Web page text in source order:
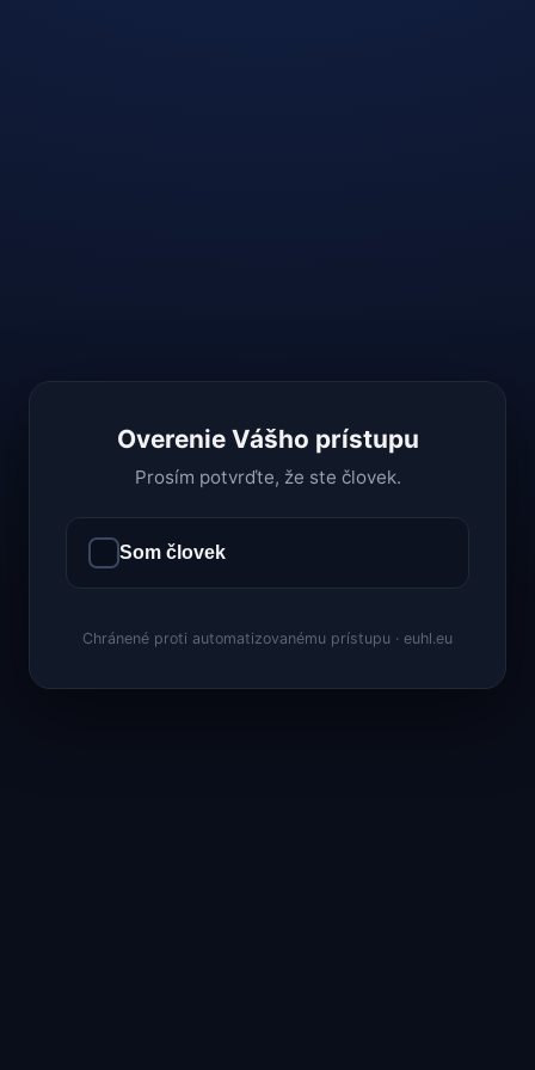
Overenie Vášho prístupu
Prosím potvrďte, že ste človek.
Som človek
Chránené proti automatizovanému prístupu · euhl.eu